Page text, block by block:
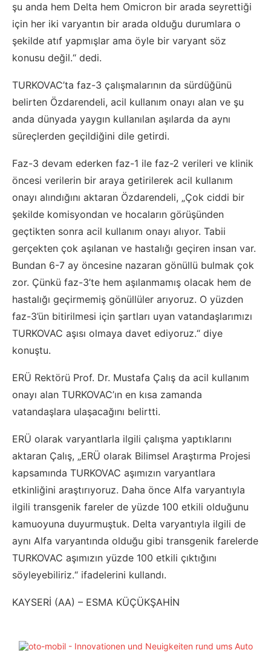
şu anda hem Delta hem Omicron bir arada seyrettiği
için her iki varyantın bir arada olduğu durumlara o
şekilde atıf yapmışlar ama öyle bir varyant söz
konusu değil.“ dedi.
TURKOVAC’ta faz-3 çalışmalarının da sürdüğünü
belirten Özdarendeli, acil kullanım onayı alan ve şu
anda dünyada yaygın kullanılan aşılarda da aynı
süreçlerden geçildiğini dile getirdi.
Faz-3 devam ederken faz-1 ile faz-2 verileri ve klinik
öncesi verilerin bir araya getirilerek acil kullanım
onayı alındığını aktaran Özdarendeli, „Çok ciddi bir
şekilde komisyondan ve hocaların görüşünden
geçtikten sonra acil kullanım onayı alıyor. Tabii
gerçekten çok aşılanan ve hastalığı geçiren insan var.
Bundan 6-7 ay öncesine nazaran gönüllü bulmak çok
zor. Çünkü faz-3’te hem aşılanmamış olacak hem de
hastalığı geçirmemiş gönüllüler arıyoruz. O yüzden
faz-3’ün bitirilmesi için şartları uyan vatandaşlarımızı
TURKOVAC aşısı olmaya davet ediyoruz.“ diye
konuştu.
ERÜ Rektörü Prof. Dr. Mustafa Çalış da acil kullanım
onayı alan TURKOVAC’ın en kısa zamanda
vatandaşlara ulaşacağını belirtti.
ERÜ olarak varyantlarla ilgili çalışma yaptıklarını
aktaran Çalış, „ERÜ olarak Bilimsel Araştırma Projesi
kapsamında TURKOVAC aşımızın varyantlara
etkinliğini araştırıyoruz. Daha önce Alfa varyantıyla
ilgili transgenik fareler de yüzde 100 etkili olduğunu
kamuoyuna duyurmuştuk. Delta varyantıyla ilgili de
aynı Alfa varyantında olduğu gibi transgenik farelerde
TURKOVAC aşımızın yüzde 100 etkili çıktığını
söyleyebiliriz.“ ifadelerini kullandı.
KAYSERİ (AA) – ESMA KÜÇÜKŞAHİN